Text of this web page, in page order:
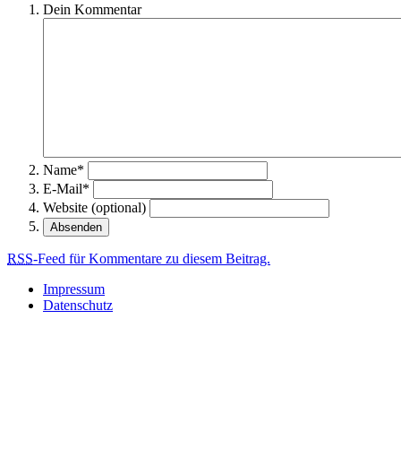
Dein Kommentar
Name*
E-Mail*
Website (optional)
RSS-Feed für Kommentare zu diesem Beitrag.
Impressum
Datenschutz